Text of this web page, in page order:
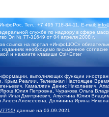
Тел.: +7 495 718-84-11, E-mail:
службе по надзору в сфере
Эл № 77-31649 от 04 апреля 2008 г.
ссылка на портал «ИнфоШОС»
необходимо письменное
и нажмите клавиши Ctrl+Enter
выполняющих функции
Крым.Реалии, Телеканал Настоящее
Камалягин Денис Николаевич,
Юлия Петровна, Чуракова Ольга
Илья Дмитриевич, Апухтина Юлия
Алексеевна, Долинина Ирина
7755/ данные на 03.09.2021